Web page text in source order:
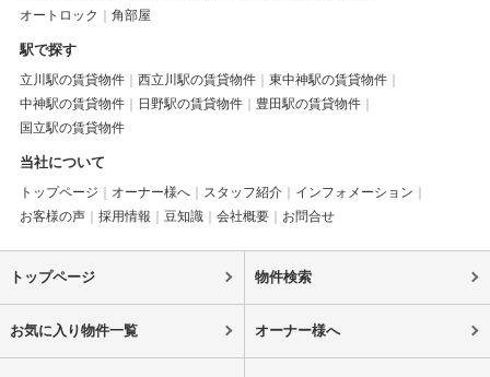
オートロック
角部屋
駅で探す
立川駅の賃貸物件 西立川駅の賃貸物件
東中神駅の賃貸物件
中神駅の賃貸物件
日野駅の賃貸物件
豊田駅の賃貸物件
国立駅の賃貸物件
当社について
トップページ オーナー様へ スタッフ紹介
インフォメーション
お客様の声
採用情報 豆知識 会社概要 お問合せ
トップページ 物件検索
お気に入り物件一覧 オーナー様へ